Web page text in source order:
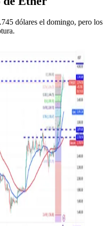
dólares el domingo, pero los